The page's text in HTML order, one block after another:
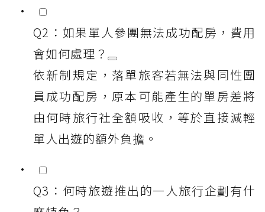
Q2：如果單人參團無法成功配房，費用
會如何處理？
依新制規定，落單旅客若無法與同性團
員成功配房，原本可能產生的單房差將
由何時旅行社全額吸收，等於直接減輕
單人出遊的額外負擔。
Q3：何時旅遊推出的一人旅行企劃有什